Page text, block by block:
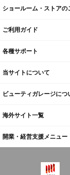
ショールーム・ストアの
ご利用ガイド
各種サポート
当サイトについて
ビューティガレージにつ
海外サイト一覧
開業・経営支援メニュー